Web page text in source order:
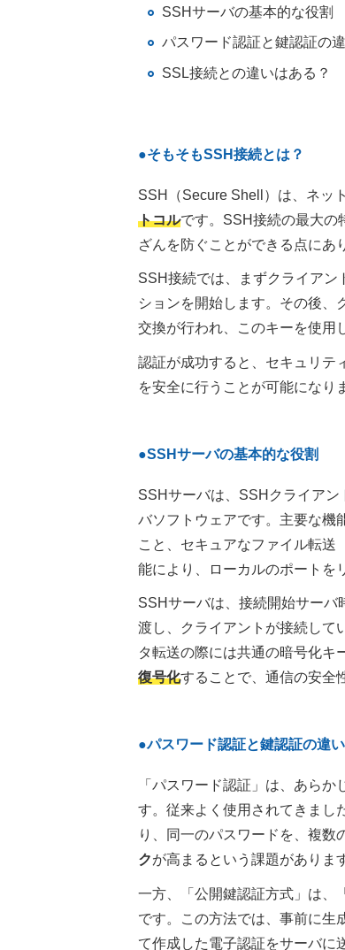
SSHサーバの基本的な役割
パスワード認証と鍵認証の
SSL接続との違いはある？
●そもそもSSH接続とは？
SSH（Secure Shell）は、ネッ
トコルです。SSH接続の最大の
ざんを防ぐことができる点にあ
SSH接続では、まずクライアン
ションを開始します。その後、
交換が行われ、このキーを使用
認証が成功すると、セキュリテ
を安全に行うことが可能になり
●SSHサーバの基本的な役割
SSHサーバは、SSHクライア
バソフトウェアです。主要な機
こと、セキュアなファイル転
能により、ローカルのポートを
SSHサーバは、接続開始サーバ
渡し、クライアントが接続して
タ転送の際には共通の暗号化キ
復号化することで、通信の安全
●パスワード認証と鍵認証の違い
「パスワード認証」は、あら
す。従来よく使用されてきまし
り、同一のパスワードを、複数
クが高まるという課題がありま
一方、「公開鍵認証方式」は、
です。この方法では、事前に生
て作成した電子認証をサーバに